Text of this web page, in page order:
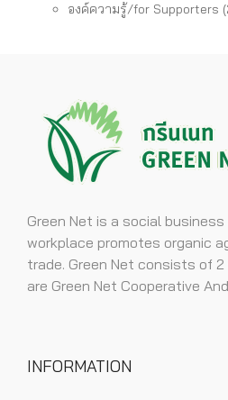
องค์ความรู้/for Supporters
Green Net is a social
workplace promotes organic
trade. Green Net consists of
are Green Net Cooperative
INFORMATION